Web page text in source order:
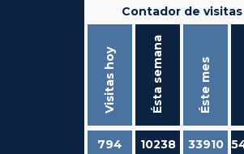
Contador de visitas
Visitas hoy Ésta semana Éste mes
794 10238 33910